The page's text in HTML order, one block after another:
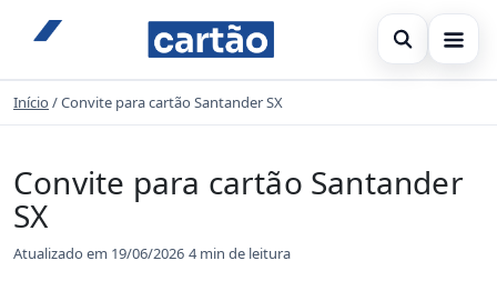
Abrir busca
Inicial
Finanças
Banco
Buscar por:
Pressione Enter para buscar ou ESC para fechar.
Início /Convite para cartão Santander SX
Convite para cartão Santander
SX
Atualizado em 19/06/2026 4 min de leitura